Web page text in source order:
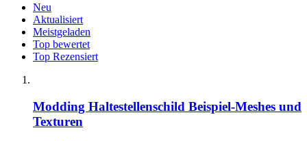
Neu
Aktualisiert
Meistgeladen
Top bewertet
Top Rezensiert
Modding Haltestellenschild Beispiel-Meshes und
Texturen